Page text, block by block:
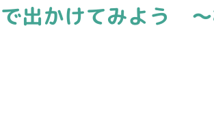
出かけてみよう